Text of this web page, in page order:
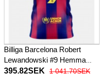
Billiga Barcelona Robert
Lewandowski #9 Hemma
fotbollskläder 2025-26
395.82SEK 1 041.70SEK